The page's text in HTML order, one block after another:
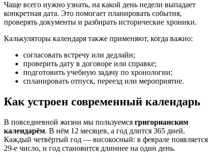
Чаще всего нужно узнать, на какой день недели выпадает
конкретная дата. Это помогает планировать события,
проверять документы и разбирать исторические хроники.
Калькуляторы календаря также применяют, когда важно:
согласовать встречу или дедлайн;
проверить дату в договоре или справке;
подготовить учебную задачу по хронологии;
спланировать отпуск, переезд или мероприятие.
Как устроен современный календарь
В повседневной жизни мы пользуемся григорианским
календарём. В нём 12 месяцев, а год длится 365 дней.
Каждый четвёртый год — високосный: в феврале появляется
29-е число, и год становится длиннее на один день.